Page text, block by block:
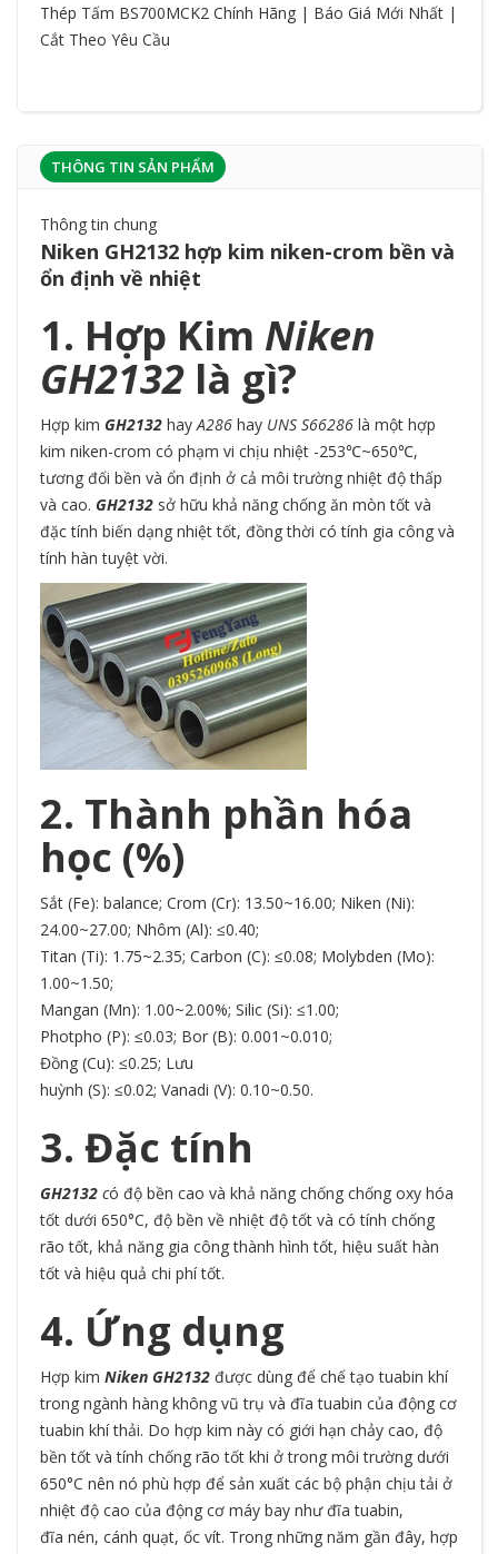
Thép Tấm BS700MCK2 Chính Hãng | Báo Giá Mới Nhất |
Cắt Theo Yêu Cầu
THÔNG TIN SẢN PHẨM
Thông tin chung
Niken GH2132 hợp kim niken-crom bền và
ổn định về nhiệt
1. Hợp Kim Niken
GH2132 là gì?
Hợp kim GH2132 hay A286 hay UNS S66286 là một hợp
kim niken-crom có phạm vi chịu nhiệt -253℃~650℃,
tương đối bền và ổn định ở cả môi trường nhiệt độ thấp
và cao. GH2132 sở hữu khả năng chống ăn mòn tốt và
đặc tính biến dạng nhiệt tốt, đồng thời có tính gia công và
tính hàn tuyệt vời.
2. Thành phần hóa
học (%)
Sắt (Fe): balance; Crom (Cr): 13.50~16.00; Niken (Ni):
24.00~27.00; Nhôm (Al): ≤0.40;
Titan (Ti): 1.75~2.35; Carbon (C): ≤0.08; Molybden (Mo):
1.00~1.50;
Mangan (Mn): 1.00~2.00%; Silic (Si): ≤1.00;
Photpho (P): ≤0.03; Bor (B): 0.001~0.010;
Đồng (Cu): ≤0.25; Lưu
huỳnh (S): ≤0.02; Vanadi (V): 0.10~0.50.
3. Đặc tính
GH2132 có độ bền cao và khả năng chống chống oxy hóa
tốt dưới 650°C, độ bền về nhiệt độ tốt và có tính chống
rão tốt, khả năng gia công thành hình tốt, hiệu suất hàn
tốt và hiệu quả chi phí tốt.
4. Ứng dụng
Hợp kim Niken GH2132 được dùng để chế tạo tuabin khí
trong ngành hàng không vũ trụ và đĩa tuabin của động cơ
tuabin khí thải. Do hợp kim này có giới hạn chảy cao, độ
bền tốt và tính chống rão tốt khi ở trong môi trường dưới
650°C nên nó phù hợp để sản xuất các bộ phận chịu tải ở
nhiệt độ cao của động cơ máy bay như đĩa tuabin,
đĩa nén, cánh quạt, ốc vít. Trong những năm gần đây, hợp